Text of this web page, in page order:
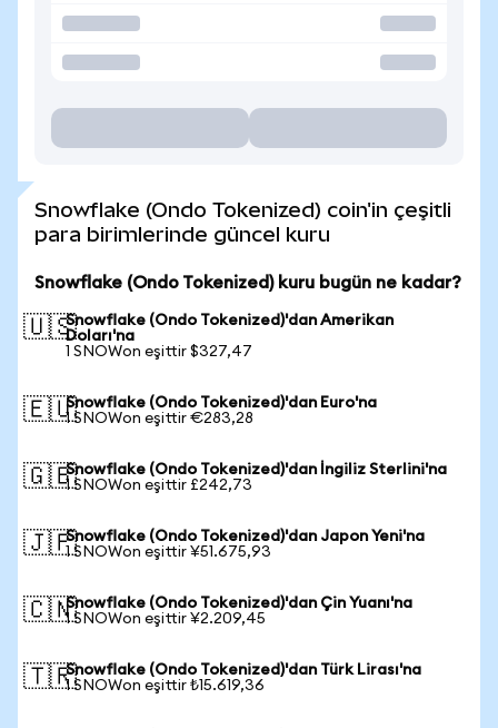
Snowflake (Ondo Tokenized) coin'in çeşitli
para birimlerinde güncel kuru
Snowflake (Ondo Tokenized) kuru bugün ne kadar?
🇺🇸Snowflake (Ondo Tokenized)'dan Amerikan
Doları'na
1 SNOWon eşittir $327,47
🇪🇺Snowflake (Ondo Tokenized)'dan Euro'na
1 SNOWon eşittir €283,28
🇬🇧Snowflake (Ondo Tokenized)'dan İngiliz Sterlini'na
1 SNOWon eşittir £242,73
🇯🇵Snowflake (Ondo Tokenized)'dan Japon Yeni'na
1 SNOWon eşittir ¥51.675,93
🇨🇳Snowflake (Ondo Tokenized)'dan Çin Yuanı'na
1 SNOWon eşittir ¥2.209,45
🇹🇷Snowflake (Ondo Tokenized)'dan Türk Lirası'na
1 SNOWon eşittir ₺15.619,36